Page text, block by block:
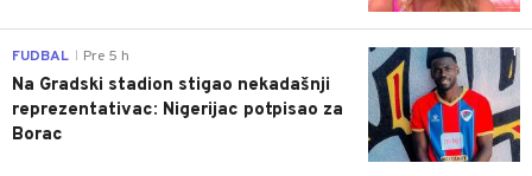
1
FUDBAL Pre 5 h
Na Gradski stadion stigao nekadašnji
reprezentativac: Nigerijac potpisao za
Borac